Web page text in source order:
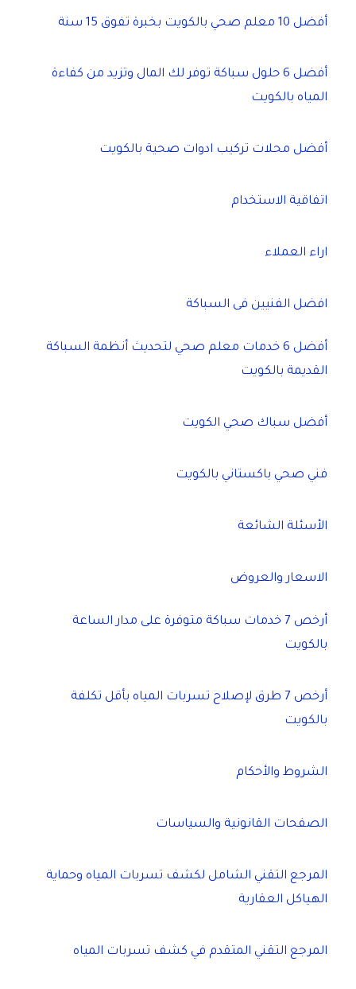
أفضل 10 معلم صحي بالكويت بخبرة تفوق 15 سنة
أفضل 6 حلول سباكة توفر لك المال وتزيد من كفاءة
المياه بالكويت
أفضل محلات تركيب ادوات صحية بالكويت
اتفاقية الاستخدام
اراء العملاء
افضل الفنيين فى السباكة
أفضل 6 خدمات معلم صحي لتحديث أنظمة السباكة
القديمة بالكويت
أفضل سباك صحي الكويت
فني صحي باكستاني بالكويت
الأسئلة الشائعة
الاسعار والعروض
أرخص 7 خدمات سباكة متوفرة على مدار الساعة
بالكويت
أرخص 7 طرق لإصلاح تسربات المياه بأقل تكلفة
بالكويت
الشروط والأحكام
الصفحات القانونية والسياسات
المرجع التقني الشامل لكشف تسربات المياه وحماية
الهياكل العقارية
المرجع التقني المتقدم في كشف تسربات المياه